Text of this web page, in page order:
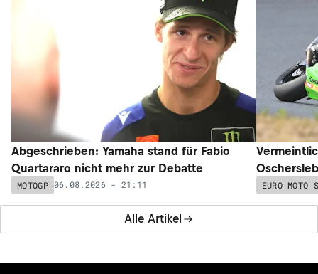
Alle Artikel
Abgeschrieben: Yamaha stand für Fabio
Quartararo nicht mehr zur Debatte
MOTOGP 06.08.2026 - 21:11 EURO MOTO